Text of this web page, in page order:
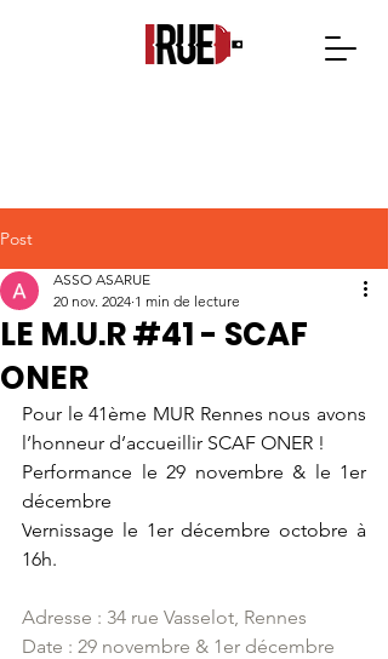
Post
LE M.U.R #41 - SCAF
ONER
ASSO ASARUE
20 nov. 2024 1 min de lecture
Pour le 41ème MUR Rennes nous avons
l’honneur d’accueillir SCAF ONER !
Performance le 29 novembre & le 1er
décembre
Vernissage le 1er décembre octobre à
16h.
Adresse : 34 rue Vasselot, Rennes
Date : 29 novembre & 1er décembre